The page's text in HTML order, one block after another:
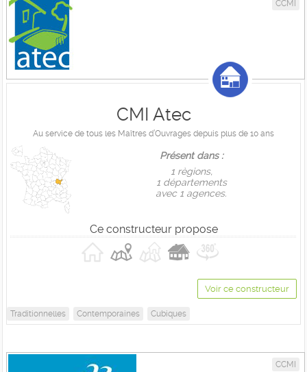
CCMI
CMI Atec
Au service de tous les Maîtres d’Ouvrages depuis plus de 10 ans
Présent dans :
1 règions,
1 départements
avec 1 agences.
Ce constructeur propose
Voir ce constructeur
Traditionnelles Contemporaines Cubiques
CCMI